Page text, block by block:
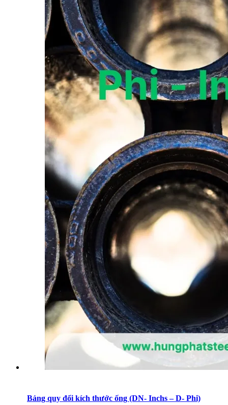
Bảng quy đổi kích thước ống (DN- Inchs – D- Phi)